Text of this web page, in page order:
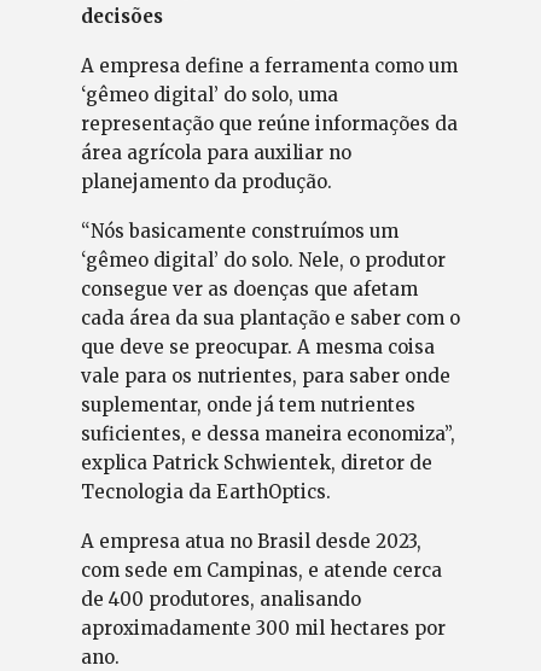
decisões
A empresa define a ferramenta como um
‘gêmeo digital’ do solo, uma
representação que reúne informações da
área agrícola para auxiliar no
planejamento da produção.
“Nós basicamente construímos um
‘gêmeo digital’ do solo. Nele, o produtor
consegue ver as doenças que afetam
cada área da sua plantação e saber com o
que deve se preocupar. A mesma coisa
vale para os nutrientes, para saber onde
suplementar, onde já tem nutrientes
suficientes, e dessa maneira economiza”,
explica Patrick Schwientek, diretor de
Tecnologia da EarthOptics.
A empresa atua no Brasil desde 2023,
com sede em Campinas, e atende cerca
de 400 produtores, analisando
aproximadamente 300 mil hectares por
ano.